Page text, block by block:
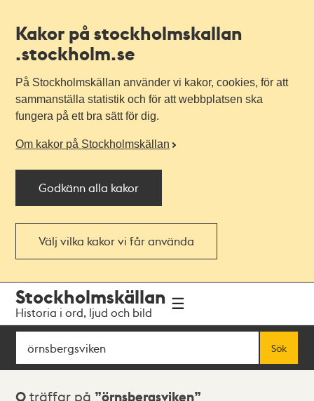
Kakor på stockholmskallan
.stockholm.se
På Stockholmskällan använder vi kakor, cookies, för att
sammanställa statistik och för att webbplatsen ska
fungera på ett bra sätt för dig.
Om kakor på Stockholmskällan
Godkänn alla kakor
Välj vilka kakor vi får använda
navigationen
huvudinnehållet
Stockholmskällan
Historia i ord, ljud och bild
Sök
Sök
Sökresultat
0 träffar på örnsbergsviken